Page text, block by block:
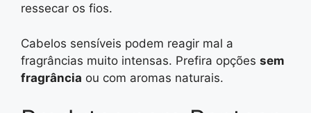
ressecar os fios.
Cabelos sensíveis podem reagir mal a
fragrâncias muito intensas. Prefira opções sem
fragrância ou com aromas naturais.